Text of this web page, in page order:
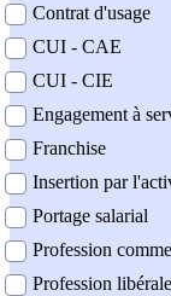
Contrat d'usage
CUI - CAE
CUI - CIE
Engagement à
Franchise
Insertion par
Portage salarial
Profession
Profession libérale